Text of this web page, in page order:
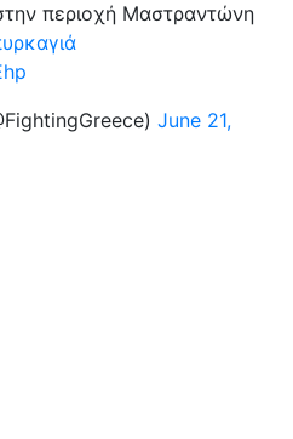
περιοχή Μαστραντώνη
June 21,